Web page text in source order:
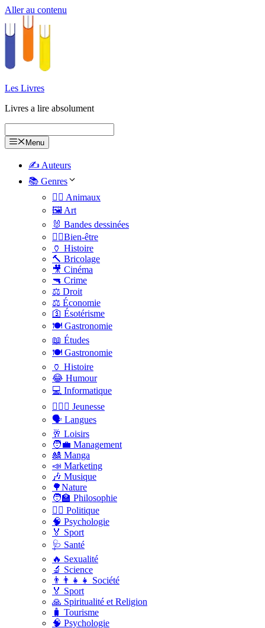
Aller au contenu
Les Livres
Livres a lire absolument
Menu
✍️ Auteurs
📚 Genres
🐕‍🦺 Animaux
🖼️ Art
🐰 Bandes dessinées
🧑‍⚕️Bien-être
🏺 Histoire
🔨 Bricolage
🎥 Cinéma
🔫 Crime
⚖️ Droit
⚖️ Économie
🛐 Ésotérisme
🍽️ Gastronomie
📖 Études
🍽️ Gastronomie
🏺 Histoire
😂 Humour
💻 Informatique
🤸🏽‍♀️ Jeunesse
🗣 Langues
🥂 Loisirs
🧑‍💼 Management
🎎 Manga
📣 Marketing
🎶 Musique
🌳Nature
🧑‍🏫 Philosophie
👨‍⚖️ Politique
🧠 Psychologie
🏅 Sport
🩺 Santé
🔥 Sexualité
🔬 Science
👨‍👨‍👧‍👧 Société
🏅 Sport
🙏 Spiritualité et Religion
🧳 Tourisme
🧠 Psychologie